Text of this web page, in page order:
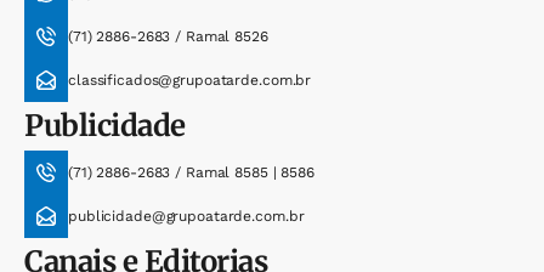
(71) 2886-2683 / Ramal 8526
classificados@grupoatarde.com.br
Publicidade
(71) 2886-2683 / Ramal 8585 | 8586
publicidade@grupoatarde.com.br
Canais e Editorias